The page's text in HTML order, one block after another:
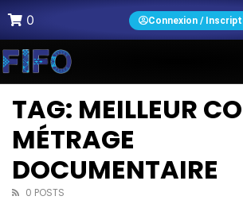
0 Connexion /
TAG: MEILLEUR
MÉTRAGE
DOCUMENTAIRE
0 POSTS